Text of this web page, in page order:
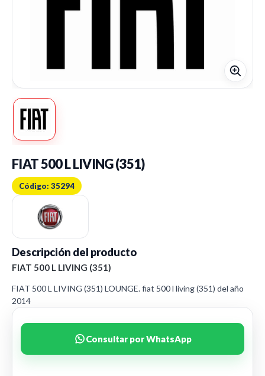
FIAT 500 L LIVING (351)
Código: 35294
Descripción del producto
FIAT 500 L LIVING (351)
FIAT 500 L LIVING (351) LOUNGE. fiat 500 l living (351) del año
2014
Consultar por WhatsApp